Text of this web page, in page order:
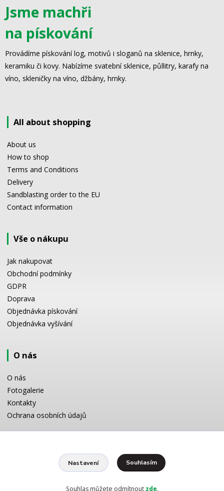
Jsme machři
na pískování
Provádíme pískování log, motivů i sloganů na sklenice, hrnky,
keramiku či kovy. Nabízíme svatební sklenice, půllitry, karafy na
víno, skleničky na víno, džbány, hrnky.
All about shopping
About us
How to shop
Terms and Conditions
Delivery
Sandblasting order to the EU
Contact information
Vše o nákupu
Jak nakupovat
Obchodní podmínky
GDPR
Doprava
Objednávka pískování
Objednávka vyšívání
O nás
O nás
Fotogalerie
Kontakty
Ochrana osobních údajů
Potřebujete poradit s výběrem? Neváhejte se zeptat:
+420 728 772 566
Nastavení Souhlasím
Souhlas můžete odmítnout zde.